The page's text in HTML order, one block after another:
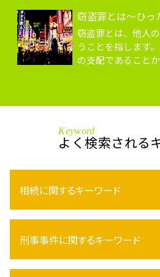
窃盗罪とは～ひっ
窃盗罪とは、他人
うことを指します
の支配であること
Keyword
よく検索される
相続に関するキーワード
代理権 とは
遺言書 効力
成年後見 とは
刑事事件に関するキーワード